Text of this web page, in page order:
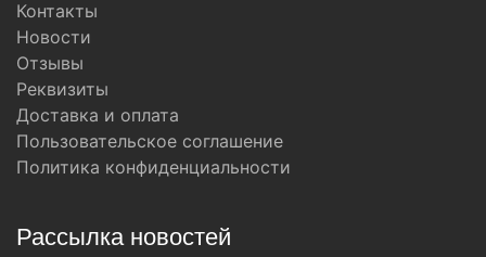
Контакты
Новости
Отзывы
Реквизиты
Доставка и оплата
Пользовательское соглашение
Политика конфиденциальности
Рассылка новостей